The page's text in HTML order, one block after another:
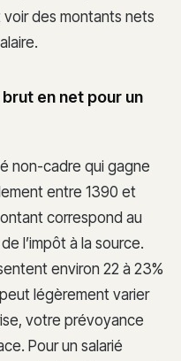
des montants nets
en net pour un
non-cadre qui gagne
entre 1390 et
correspond au
l’impôt à la source.
environ 22 à 23%
légèrement varier
votre prévoyance
Pour un salarié